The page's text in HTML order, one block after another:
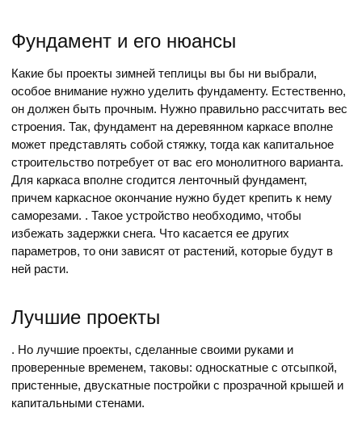
Фундамент и его нюансы
Какие бы проекты зимней теплицы вы бы ни выбрали,
особое внимание нужно уделить фундаменту. Естественно,
он должен быть прочным. Нужно правильно рассчитать вес
строения. Так, фундамент на деревянном каркасе вполне
может представлять собой стяжку, тогда как капитальное
строительство потребует от вас его монолитного варианта.
Для каркаса вполне сгодится ленточный фундамент,
причем каркасное окончание нужно будет крепить к нему
саморезами. . Такое устройство необходимо, чтобы
избежать задержки снега. Что касается ее других
параметров, то они зависят от растений, которые будут в
ней расти.
Лучшие проекты
. Но лучшие проекты, сделанные своими руками и
проверенные временем, таковы: односкатные с отсыпкой,
пристенные, двускатные постройки с прозрачной крышей и
капитальными стенами.